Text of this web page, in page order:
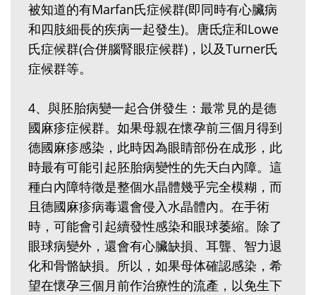
被知道的有Marfan氏症候群(即同時有心臟病
和四肢細長的疾病一起發生)。唐氐症和Lowe
氏症候群(合併腦腎眼症候群)，以及Turner氏
症候群等。
4、與胚胎病變一起合併發生：最常見的是德
國麻疹症候群。如果母親在懷孕前三個月得到
德國麻疹感染，此時因為眼睛部份在成形，此
時最有可能引起胚胎病變性的先天白內障。這
種白內障特徵是整個水晶體幾乎完全模糊，而
且德國麻疹病毒還會侵入水晶體內。在手術
時，可能會引起續發性感染和眼球萎縮。除了
眼球病變外，還會有心臟缺損、耳聾、智力退
化和骨骼缺損。所以，如果母体確認感染，希
望在懷孕三個月前作治療性的流產，以免生下